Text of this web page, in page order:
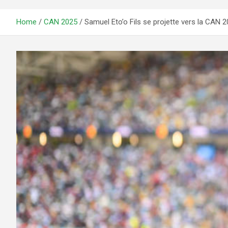
Home CAN 2025 Samuel Eto’o Fils se projette vers la CAN